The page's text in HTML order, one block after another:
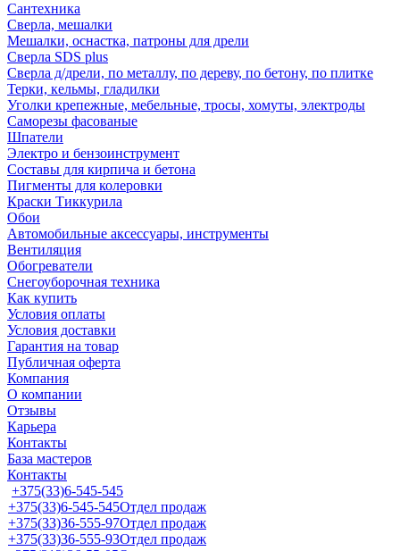
Сантехника
Сверла, мешалки
Мешалки, оснастка, патроны для дрели
Сверла SDS plus
Сверла д/дрели, по металлу, по дереву, по бетону, по плитке
Терки, кельмы, гладилки
Уголки крепежные, мебельные, тросы, хомуты, электроды
Саморезы фасованые
Шпатели
Электро и бензоинструмент
Составы для кирпича и бетона
Пигменты для колеровки
Краски Тиккурила
Обои
Автомобильные аксессуары, инструменты
Вентиляция
Обогреватели
Снегоуборочная техника
Как купить
Условия оплаты
Условия доставки
Гарантия на товар
Публичная оферта
Компания
О компании
Отзывы
Карьера
Контакты
База мастеров
Контакты
+375(33)6-545-545
+375(33)6-545-545Отдел продаж
+375(33)36-555-97Отдел продаж
+375(33)36-555-93Отдел продаж